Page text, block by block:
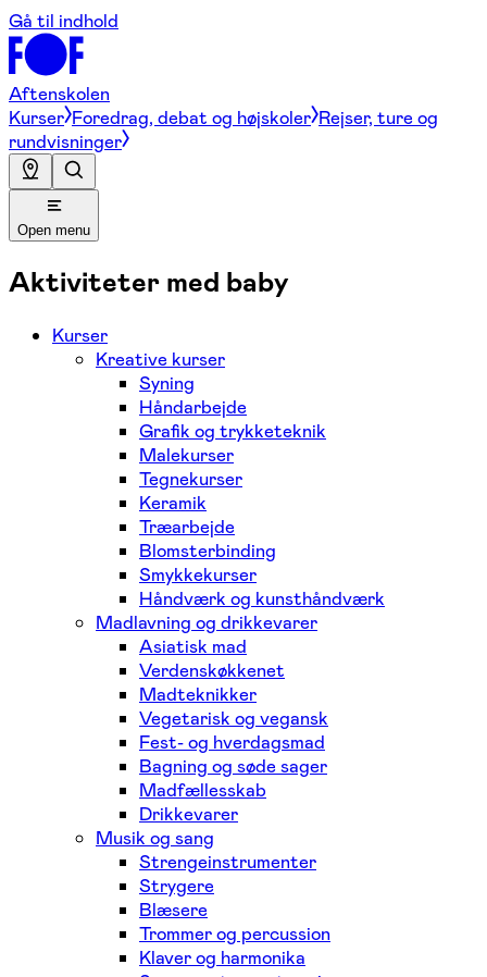
Gå til indhold
Aftenskolen
Kurser Foredrag, debat og højskoler Rejser, ture og
rundvisninger
Open menu
Aktiviteter med baby
Kurser
Kreative kurser
Syning
Håndarbejde
Grafik og trykketeknik
Malekurser
Tegnekurser
Keramik
Træarbejde
Blomsterbinding
Smykkekurser
Håndværk og kunsthåndværk
Madlavning og drikkevarer
Asiatisk mad
Verdenskøkkenet
Madteknikker
Vegetarisk og vegansk
Fest- og hverdagsmad
Bagning og søde sager
Madfællesskab
Drikkevarer
Musik og sang
Strengeinstrumenter
Strygere
Blæsere
Trommer og percussion
Klaver og harmonika